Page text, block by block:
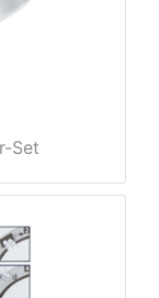
Set